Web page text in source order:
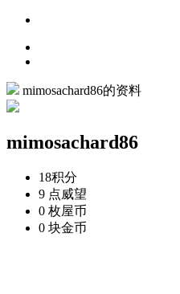
mimosachard86的资料
mimosachard86
18积分
9 点威望
0 枚屋币
0 块金币